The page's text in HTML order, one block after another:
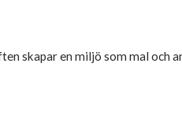
skapar en miljö som mal och